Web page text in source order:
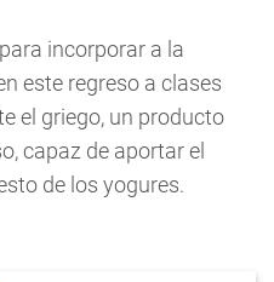
incorporar a la
este regreso a clases
el griego, un producto
capaz de aportar el
de los yogures.